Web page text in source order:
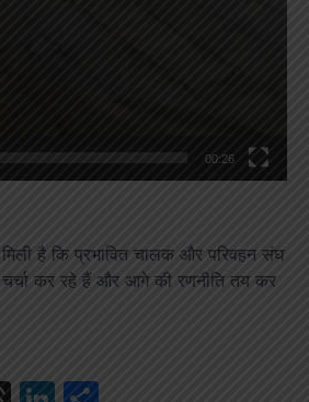
00:26
है कि प्रभावित चालक और परिवहन संघ
कर रहे हैं और आगे की रणनीति तय कर